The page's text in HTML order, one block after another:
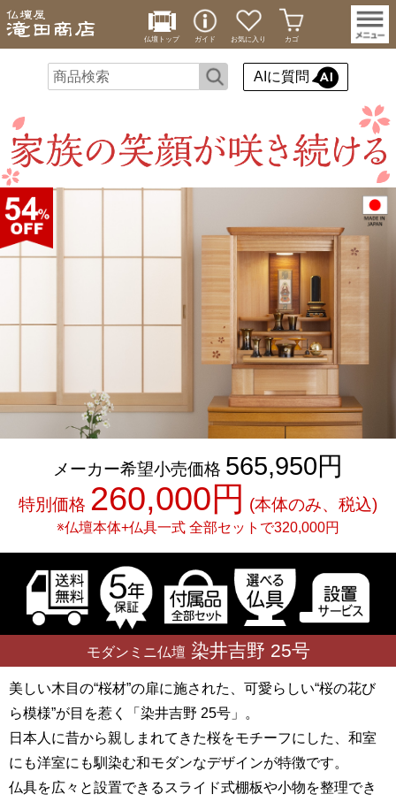
仏壇トップ ガイド お気に入り カゴ
AIに質問
メーカー希望小売価格 565,950円
特別価格 260,000円 (本体のみ、税込)
※仏壇本体+仏具一式 全部セットで320,000円
モダンミニ仏壇 染井吉野 25号
美しい木目の“桜材”の扉に施された、可愛らしい“桜の花び
ら模様”が目を惹く「染井吉野 25号」。
日本人に昔から親しまれてきた桜をモチーフにした、和室
にも洋室にも馴染む和モダンなデザインが特徴です。
仏具を広々と設置できるスライド式棚板や小物を整理でき